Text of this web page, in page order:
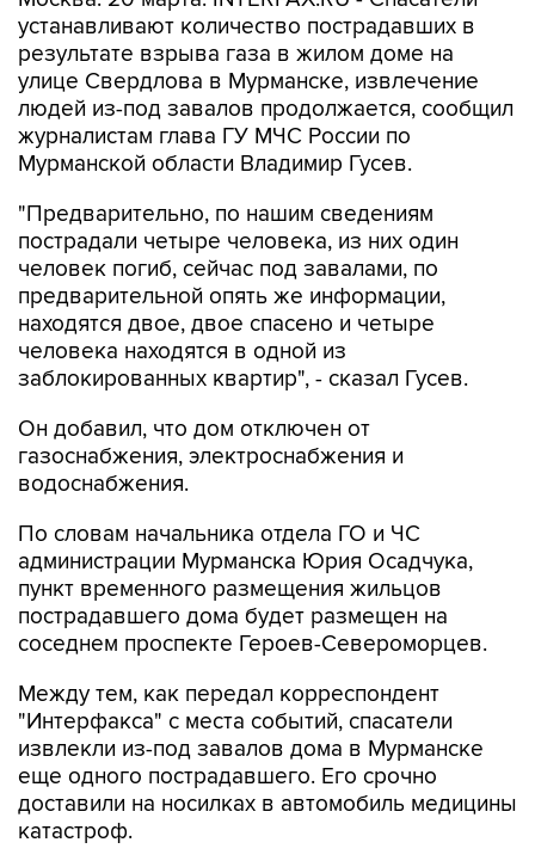
устанавливают количество пострадавших в
результате взрыва газа в жилом доме на
улице Свердлова в Мурманске, извлечение
людей из-под завалов продолжается, сообщил
журналистам глава ГУ МЧС России по
Мурманской области Владимир Гусев.
"Предварительно, по нашим сведениям
пострадали четыре человека, из них один
человек погиб, сейчас под завалами, по
предварительной опять же информации,
находятся двое, двое спасено и четыре
человека находятся в одной из
заблокированных квартир", - сказал Гусев.
Он добавил, что дом отключен от
газоснабжения, электроснабжения и
водоснабжения.
По словам начальника отдела ГО и ЧС
администрации Мурманска Юрия Осадчука,
пункт временного размещения жильцов
пострадавшего дома будет размещен на
соседнем проспекте Героев-Североморцев.
Между тем, как передал корреспондент
"Интерфакса" с места событий, спасатели
извлекли из-под завалов дома в Мурманске
еще одного пострадавшего. Его срочно
доставили на носилках в автомобиль медицины
катастроф.